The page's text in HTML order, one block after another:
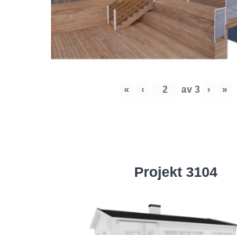
« ‹ av 3 › »
Projekt 3104